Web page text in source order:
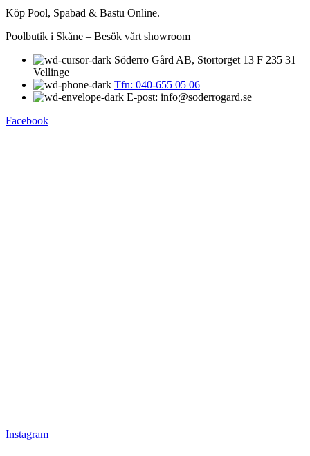
Köp Pool, Spabad & Bastu Online.
Poolbutik i Skåne – Besök vårt showroom
Söderro Gård AB, Stortorget 13 F 235 31
Vellinge
Tfn: 040-655 05 06
E-post: info@soderrogard.se
Facebook
Instagram